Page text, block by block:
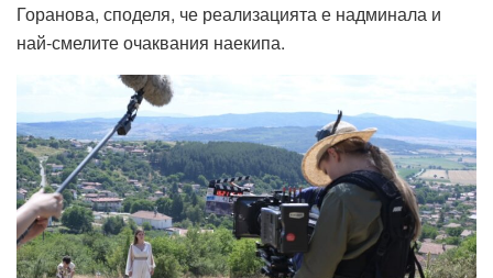
Горанова, споделя, че реализациятае надминала и
най-смелитеочаквания наекипа.